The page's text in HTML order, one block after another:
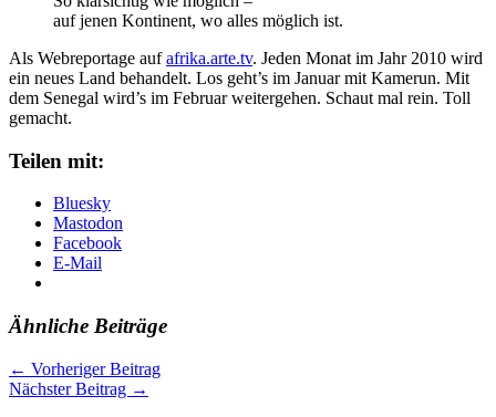
auf jenen Kontinent, wo alles möglich ist.
Als Webreportage aufafrika.arte.tv. Jeden Monat im Jahr 2010 wird
ein neues Land behandelt. Los geht’s im Januar mit Kamerun. Mit
dem Senegal wird’s im Februar weitergehen. Schaut mal rein. Toll
gemacht.
Teilen mit:
Bluesky
Mastodon
Facebook
E-Mail
Ähnliche Beiträge
← Vorheriger Beitrag
Nächster Beitrag →